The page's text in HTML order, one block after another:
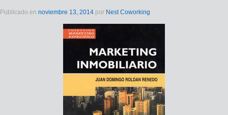
Publicado en noviembre 13, 2014 por Nest Coworking